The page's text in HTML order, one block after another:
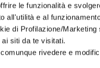
le funzionalità e
all'utilità e al
di Profilazione/
ai siti da te visitati.
rivedere e
dei carrelli